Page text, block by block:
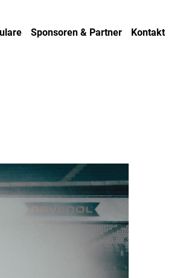
Sponsoren & Partner Kontakt